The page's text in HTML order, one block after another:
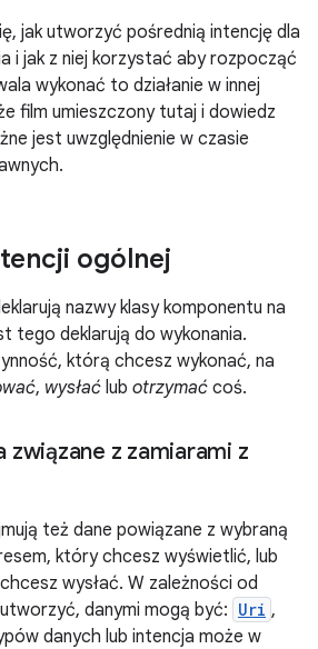
jak utworzyć pośrednią intencję dla
i jak z niej korzystać aby rozpocząć
wykonać to działanie w innej
film umieszczony tutaj i dowiedz
jest uwzględnienie w czasie
ogólnej
nazwy klasy komponentu na
tego deklarują do wykonania.
którą chcesz wykonać, na
, wysłać lub otrzymać coś.
związane z zamiarami z
też dane powiązane z wybraną
który chcesz wyświetlić, lub
wysłać. W zależności od
danymi mogą być: Uri ,
danych lub intencja może w